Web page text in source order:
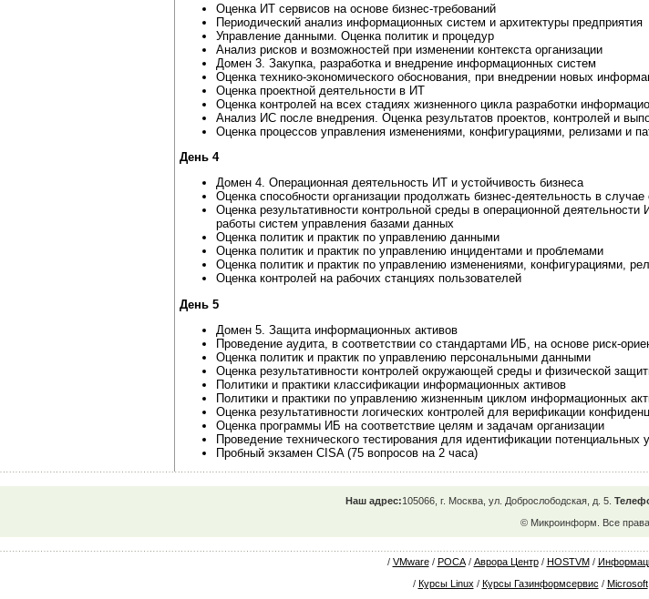
Оценка ИТ сервисов на основе бизнес-требований
Периодический анализ информационных систем и архитектуры предприятия
Управление данными. Оценка политик и процедур
Анализ рисков и возможностей при изменении контекста организации
Домен 3. Закупка, разработка и внедрение информационных систем
Оценка технико-экономического обоснования, при внедрении новых
Оценка проектной деятельности в ИТ
Оценка контролей на всех стадиях жизненного цикла разработки
Анализ ИС после внедрения. Оценка результатов проектов, контролей и
Оценка процессов управления изменениями, конфигурациями, релизами и
День 4
Домен 4. Операционная деятельность ИТ и устойчивость бизнеса
Оценка способности организации продолжать бизнес-деятельность в
Оценка результативности контрольной среды в операционной
работы систем управления базами данных
Оценка политик и практик по управлению данными
Оценка политик и практик по управлению инцидентами и проблемами
Оценка политик и практик по управлению изменениями, конфигурациями,
Оценка контролей на рабочих станциях пользователей
День 5
Домен 5. Защита информационных активов
Проведение аудита, в соответствии со стандартами ИБ, на основе риск-
Оценка политик и практик по управлению персональными данными
Оценка результативности контролей окружающей среды и физической
Политики и практики классификации информационных активов
Политики и практики по управлению жизненным циклом информационных
Оценка результативности логических контролей для верификации
Оценка программы ИБ на соответствие целям и задачам организации
Проведение технического тестирования для идентификации
Пробный экзамен CISA (75 вопросов на 2 часа)
Наш адрес:105066, г. Москва, ул. Доброслободская, д. 5.
© Микроинформ. Все
/ VMware/ РОСА/ Аврора Центр/ HOSTVM/
/ Курсы Linux / Курсы Газинформсервис / Microsoft